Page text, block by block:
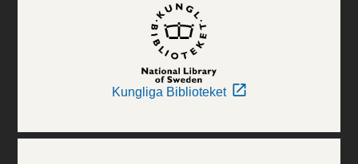
Kungliga Biblioteket